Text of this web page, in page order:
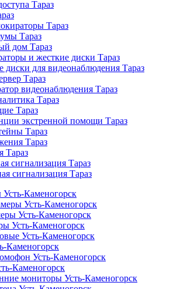
Тараз
Тараз
Тараз
дом Тараз
и жесткие диски Тараз
диски для видеонаблюдения Тараз
Тараз
видеонаблюдения Тараз
Тараз
Тараз
экстренной помощи Тараз
Тараз
Тараз
Тараз
сигнализация Тараз
сигнализация Тараз
Каменогорск
Усть-Каменогорск
Усть-Каменогорск
Усть-Каменогорск
Усть-Каменогорск
Каменогорск
Усть-Каменогорск
Каменогорск
мониторы Усть-Каменогорск